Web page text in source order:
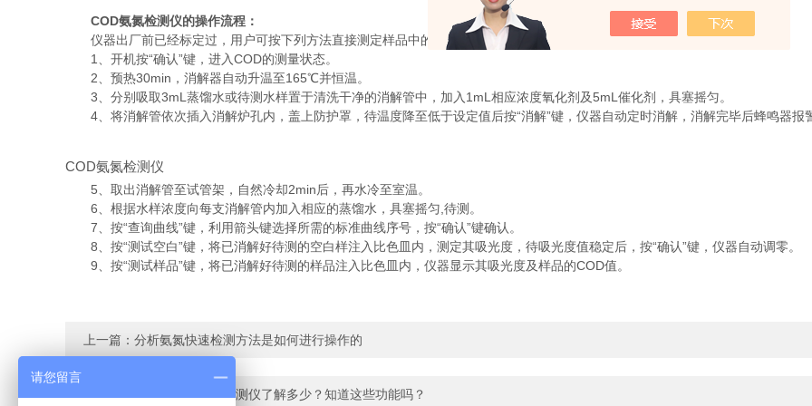
COD氨氮检测仪的操作流程：
仪器出厂前已经标定过，用户可按下列方法直接测定样品中的COD值含量：
1、开机按“确认”键，进入COD的测量状态。
2、预热30min，消解器自动升温至165℃并恒温。
3、分别吸取3mL蒸馏水或待测水样置于清洗干净的消解管中，加入1mL相应浓度氧化剂及5mL催化剂，具塞摇匀。
4、将消解管依次插入消解炉孔内，盖上防护罩，待温度降至低于设定值后按“消解”键，仪器自动定时消解，消解完毕后蜂鸣器报
COD氨氮检测仪
5、取出消解管至试管架，自然冷却2min后，再水冷至室温。
6、根据水样浓度向每支消解管内加入相应的蒸馏水，具塞摇匀,待测。
7、按“查询曲线”键，利用箭头键选择所需的标准曲线序号，按“确认”键确认。
8、按“测试空白”键，将已消解好待测的空白样注入比色皿内，测定其吸光度，待吸光度值稳定后，按“确认”键，仪器自动调零。
9、按“测试样品”键，将已消解好待测的样品注入比色皿内，仪器显示其吸光度及样品的COD值。
上一篇： 分析氨氮快速检测方法是如何进行操作的
你对多参数水质检测仪了解多少？知道这些功能吗？
请您留言